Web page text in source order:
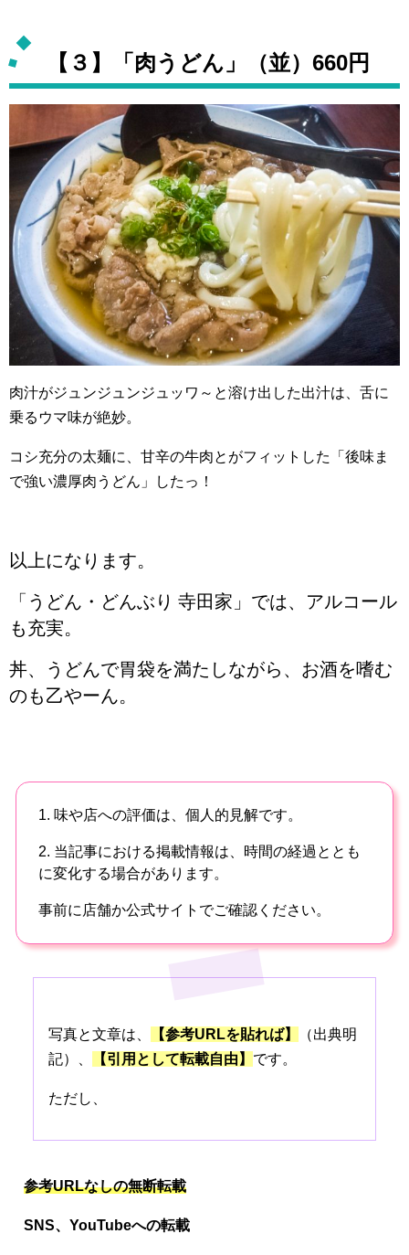
【３】「肉うどん」（並）660円
肉汁がジュンジュンジュッワ～と溶け出した出汁は、舌に
乗るウマ味が絶妙。
コシ充分の太麺に、甘辛の牛肉とがフィットした「後味ま
で強い濃厚肉うどん」したっ！
以上になります。
「うどん・どんぶり 寺田家」では、アルコール
も充実。
丼、うどんで胃袋を満たしながら、お酒を嗜む
のも乙やーん。
1. 味や店への評価は、個人的見解です。
2. 当記事における掲載情報は、時間の経過ととも
に変化する場合があります。
事前に店舗か公式サイトでご確認ください。
写真と文章は、 【参考URLを貼れば】
（出典明
記）、
【引用として転載自由】 です。
ただし、
参考URLなしの無断転載
SNS、 YouTubeへの転載